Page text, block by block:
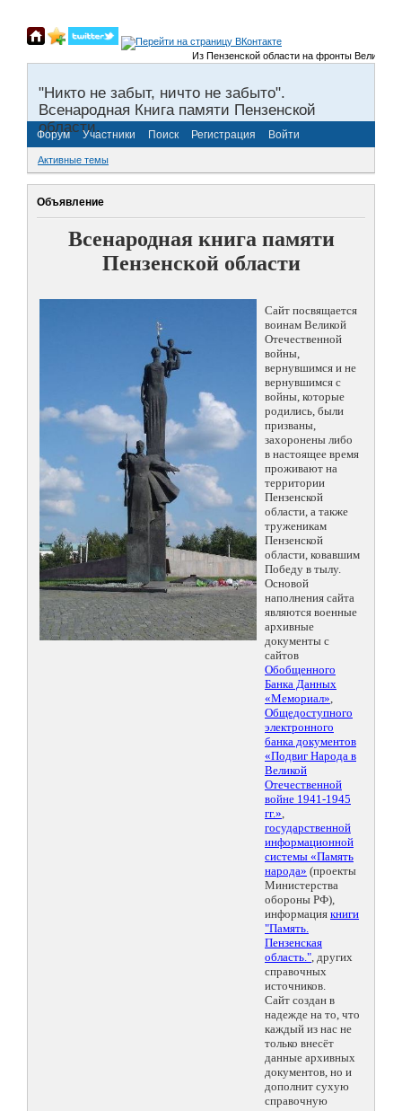
Из Пензенской области на фронты Великой
"Никто не забыт, ничто не забыто".
Всенародная Книга памяти Пензенской
области.
Форум Участники Поиск Регистрация Войти
Активные темы
Объявление
Всенародная книга памяти
Пензенской области
Сайт посвящается
воинам Великой
Отечественной
войны,
вернувшимся и не
вернувшимся с
войны, которые
родились, были
призваны,
захоронены либо
в настоящее время
проживают на
территории
Пензенской
области, а также
труженикам
Пензенской
области, ковавшим
Победу в тылу.
Основой
наполнения сайта
являются военные
архивные
документы с
сайтов
Обобщенного
Банка Данных
«Мемориал»,
Общедоступного
электронного
банка документов
«Подвиг Народа в
Великой
Отечественной
войне 1941-1945
гг.»,
государственной
информационной
системы «Память
народа» (проекты
Министерства
обороны РФ),
информация книги
"Память.
Пензенская
область.", других
справочных
источников.
Сайт создан в
надежде на то, что
каждый из нас не
только внесёт
данные архивных
документов, но и
дополнит сухую
справочную